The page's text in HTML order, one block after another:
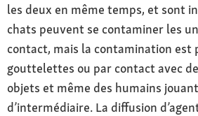
les deux en même temps, et sont
chats peuvent se contaminer les
contact, mais la contamination est
gouttelettes ou par contact avec
objets et même des humains
d’intermédiaire. La diffusion